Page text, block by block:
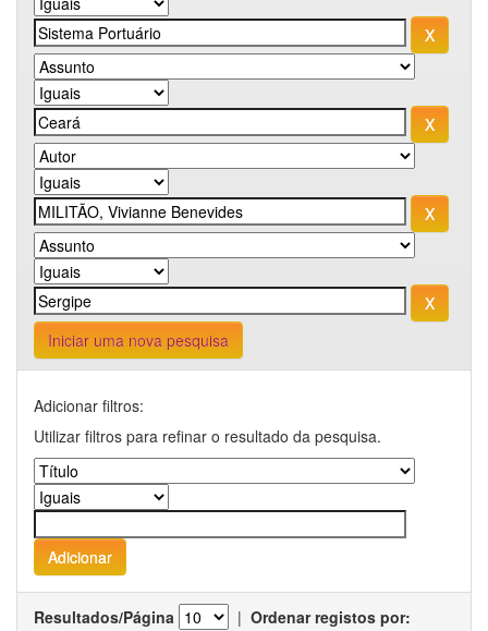
Iniciar uma nova pesquisa
Adicionar filtros:
Utilizar filtros para refinar o resultado da pesquisa.
Resultados/Página | Ordenar registos por: